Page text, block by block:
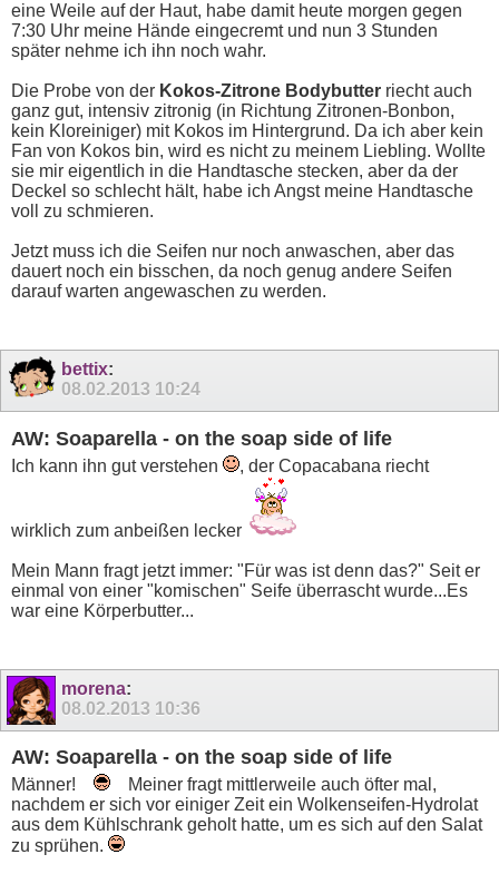
eine Weile auf der Haut, habe damit heute morgen gegen
7:30 Uhr meine Hände eingecremt und nun 3 Stunden
später nehme ich ihn noch wahr.
Die Probe von der Kokos-Zitrone Bodybutter riecht auch
ganz gut, intensiv zitronig (in Richtung Zitronen-Bonbon,
kein Kloreiniger) mit Kokos im Hintergrund. Da ich aber kein
Fan von Kokos bin, wird es nicht zu meinem Liebling. Wollte
sie mir eigentlich in die Handtasche stecken, aber da der
Deckel so schlecht hält, habe ich Angst meine Handtasche
voll zu schmieren.
Jetzt muss ich die Seifen nur noch anwaschen, aber das
dauert noch ein bisschen, da noch genug andere Seifen
darauf warten angewaschen zu werden.
bettix:
08.02.2013 10:24
AW: Soaparella - on the soap side of life
Ich kann ihn gut verstehen , der Copacabana riecht
wirklich zum anbeißen lecker
Mein Mann fragt jetzt immer: "Für was ist denn das?" Seit er
einmal von einer "komischen" Seife überrascht wurde...Es
war eine Körperbutter...
morena:
08.02.2013 10:36
AW: Soaparella - on the soap side of life
Männer!
Meiner fragt mittlerweile auch öfter mal,
nachdem er sich vor einiger Zeit ein Wolkenseifen-Hydrolat
aus dem Kühlschrank geholt hatte, um es sich auf den Salat
zu sprühen.